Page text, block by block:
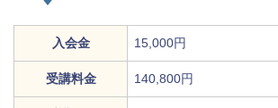
入会金 15,000円
受講料金 140,800円